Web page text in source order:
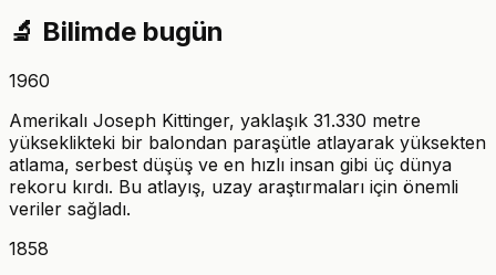
🔬 Bilimde bugün
1960
Amerikalı Joseph Kittinger, yaklaşık 31.330 metre
yükseklikteki bir balondan paraşütle atlayarak yüksekten
atlama, serbest düşüş ve en hızlı insan gibi üç dünya
rekoru kırdı. Bu atlayış, uzay araştırmaları için önemli
veriler sağladı.
1858